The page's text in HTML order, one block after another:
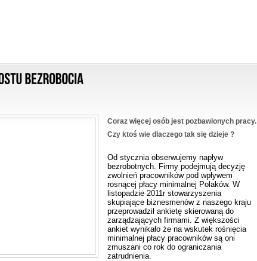
Coraz więcej osób jest pozbawionych pracy.
Czy ktoś wie dlaczego tak się dzieje ?
Od stycznia obserwujemy napływ
bezrobotnych. Firmy podejmują decyzję
zwolnień pracowników pod wpływem
rosnącej płacy minimalnej Polaków. W
listopadzie 2011r stowarzyszenia
skupiające biznesmenów z naszego kraju
przeprowadził ankietę skierowaną do
zarządzających firmami. Z większości
ankiet wynikało że na wskutek rośnięcia
minimalnej płacy pracowników są oni
zmuszani co rok do ograniczania
zatrudnienia.